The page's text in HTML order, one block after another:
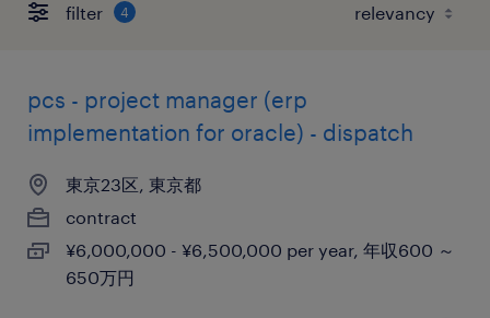
filter 4
pcs - project manager (erp
implementation for oracle) - dispatch
東京23区, 東京都
contract
¥6,000,000 - ¥6,500,000 per year, 年収600 ～
650万円